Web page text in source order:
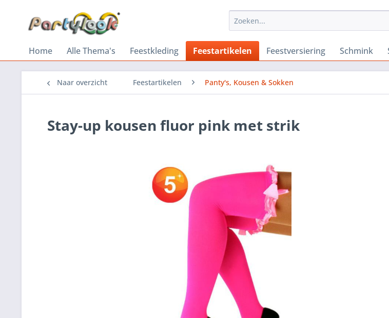
Home Alle Thema's Feestkleding Feestartikelen Feestversiering Schmink
Naar overzicht Feestartikelen Panty's, Kousen & Sokken
Stay-up kousen fluor pink met strik